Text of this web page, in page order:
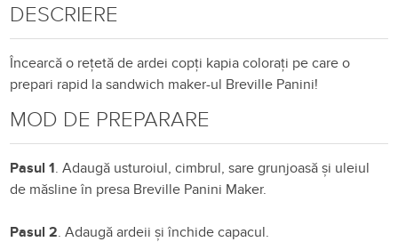
DESCRIERE
Încearcă o rețetă de ardei copți kapia colorați pe care o
prepari rapid la sandwich maker-ul Breville Panini!
MOD DE PREPARARE
Pasul 1. Adaugă usturoiul, cimbrul, sare grunjoasă și uleiul
de măsline în presa Breville Panini Maker.
Pasul 2. Adaugă ardeii și închide capacul.